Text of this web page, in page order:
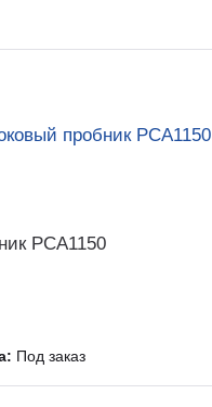
PCA1150
Под заказ